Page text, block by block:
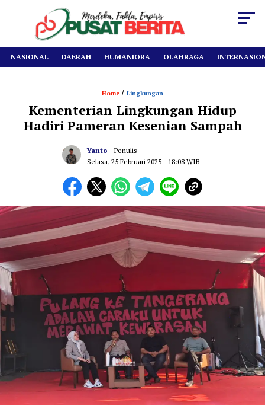
NASIONAL DAERAH HUMANIORA OLAHRAGA
Home / Lingkungan
Kementerian Lingkungan Hidup
Hadiri Pameran Kesenian Sampah
Yanto - Penulis
Selasa, 25 Februari 2025 - 18:08 WIB